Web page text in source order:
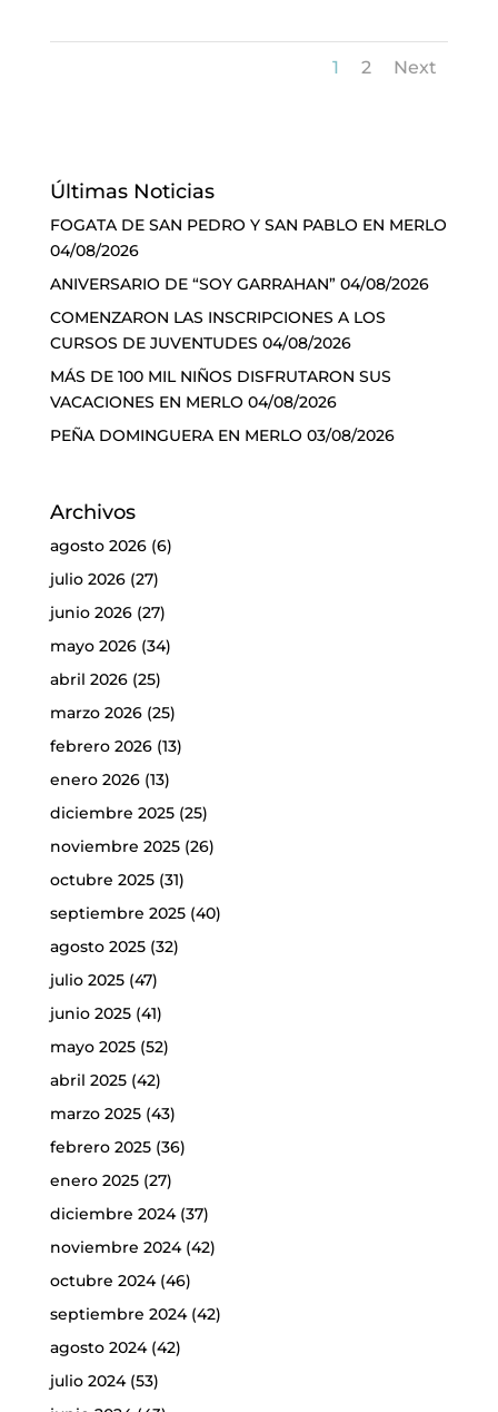
1 2 Next
Últimas Noticias
FOGATA DE SAN PEDRO Y SAN PABLO EN MERLO
04/08/2026
ANIVERSARIO DE “SOY GARRAHAN” 04/08/2026
COMENZARON LAS INSCRIPCIONES A LOS
CURSOS DE JUVENTUDES 04/08/2026
MÁS DE 100 MIL NIÑOS DISFRUTARON SUS
VACACIONES EN MERLO 04/08/2026
PEÑA DOMINGUERA EN MERLO 03/08/2026
Archivos
agosto 2026(6)
julio 2026(27)
junio 2026(27)
mayo 2026(34)
abril 2026(25)
marzo 2026(25)
febrero 2026(13)
enero 2026(13)
diciembre 2025(25)
noviembre 2025(26)
octubre 2025(31)
septiembre 2025(40)
agosto 2025(32)
julio 2025(47)
junio 2025(41)
mayo 2025(52)
abril 2025(42)
marzo 2025(43)
febrero 2025(36)
enero 2025(27)
diciembre 2024(37)
noviembre 2024(42)
octubre 2024(46)
septiembre 2024(42)
agosto 2024(42)
julio 2024(53)